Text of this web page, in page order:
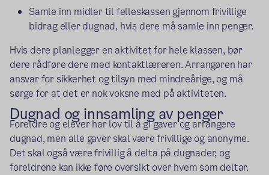
Samle inn midler til felleskassen gjennom frivillige
bidrag eller dugnad, hvis dere må samle inn penger.
Hvis dere planlegger en aktivitet for hele klassen, bør
dere rådføre dere med kontaktlæreren. Arrangøren har
ansvar for sikkerhet og tilsyn med mindreårige, og må
sørge for at det er nok voksne med på aktiviteten.
Dugnad og innsamling av penger
Foreldre og elever har lov til å gi gaver og arrangere
dugnad, men alle gaver skal være frivillige og anonyme.
Det skal også være frivillig å delta på dugnader, og
foreldrene kan ikke føre oversikt over hvem som deltar.